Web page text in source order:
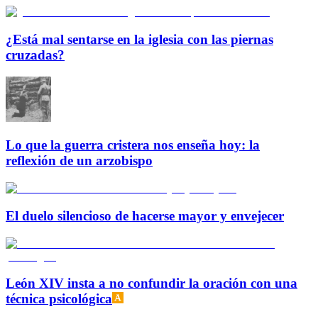
¿Está mal sentarse en la iglesia con las piernas
cruzadas?
Lo que la guerra cristera nos enseña hoy: la
reflexión de un arzobispo
El duelo silencioso de hacerse mayor y envejecer
León XIV insta a no confundir la oración con una
técnica psicológica